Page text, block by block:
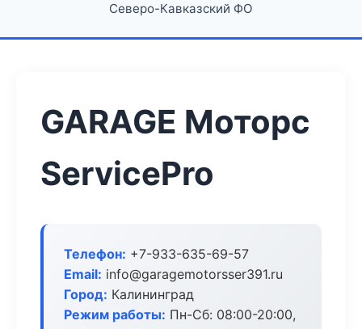
Северо-Кавказский ФО
GARAGE Моторс
ServicePro
Телефон: +7-933-635-69-57
Email: info@garagemotorsser391.ru
Город: Калининград
Режим работы: Пн-Сб: 08:00-20:00,